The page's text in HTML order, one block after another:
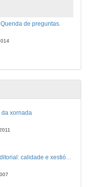
de preguntas.
da xornada